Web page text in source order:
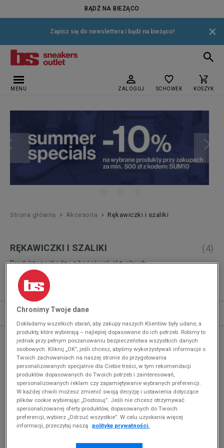
BĄDŹ NA BIEŻĄCO
Zapisz się do newslettera i bądź na bieżąco! ×
MENU ZALOGUJ SCHOWEK KOSZYK
Strona główna › Akcesoria › Rękawiczki i szaliki
RĘKAWICZKI I SZALIKI
Produkty pochodzą z końcówek aktualnych
kolekcji, ubiegłych sezonów lub z ekspozycji.
Szczegóły.
(4)
Sortuj
Chronimy Twoje dane
Dokładamy wszelkich starań, aby zakupy naszych Klientów były udane, a
produkty, które wybierają – najlepiej dopasowane do ich potrzeb. Robimy to
jednak przy pełnym poszanowaniu bezpieczeństwa wszystkich danych
osobowych. Kliknij „OK”, jeśli chcesz, abyśmy wykorzystywali informacje o
Twoich zachowaniach na naszej stronie do przygotowania
personalizowanych specjalnie dla Ciebie treści, w tym rekomendacji
produktów dopasowanych do Twoich potrzeb i zainteresowań,
spersonalizowanych reklam czy zapamiętywanie wybranych preferencji.
W każdej chwili możesz zmienić swoją decyzję i ustawienia dotyczące
plików cookie wybierając „Dostosuj”. Jeśli nie chcesz otrzymywać
spersonalizowanej oferty produktów, dopasowanych do Twoich
preferencji, wybierz „Odrzuć wszystkie”. W celu uzyskania więcej
informacji, przeczytaj naszą
politykę prywatności.